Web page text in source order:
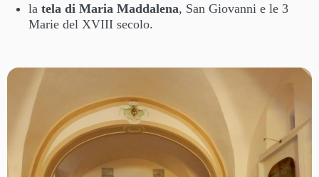
la tela di Maria Maddalena, San Giovanni e le 3
Marie del XVIII secolo.